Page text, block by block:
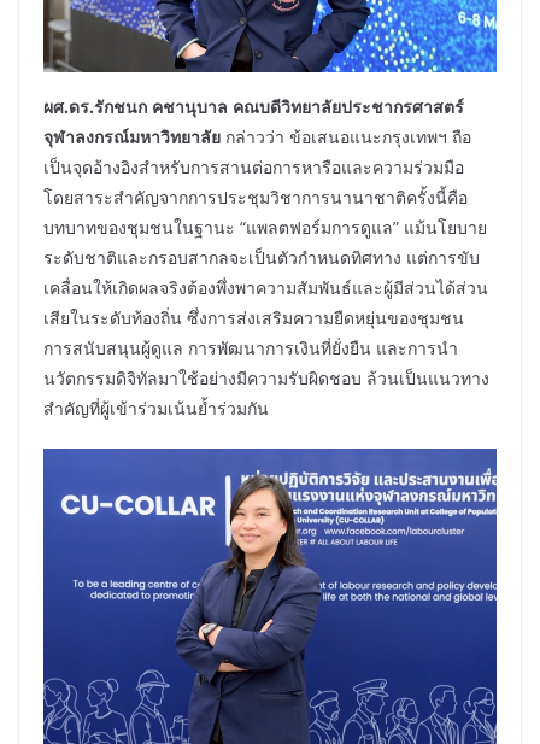
ผศ.ดร.รักชนก คชานุบาล คณบดีวิทยาลัยประชากรศาสตร์
จุฬาลงกรณ์มหาวิทยาลัย กล่าวว่า ข้อเสนอแนะกรุงเทพฯ ถือ
เป็นจุดอ้างอิงสำหรับการสานต่อการหารือและความร่วมมือ
โดยสาระสำคัญจากการประชุมวิชาการนานาชาติครั้งนี้คือ
บทบาทของชุมชนในฐานะ “แพลตฟอร์มการดูแล” แม้นโยบาย
ระดับชาติและกรอบสากลจะเป็นตัวกำหนดทิศทาง แต่การขับ
เคลื่อนให้เกิดผลจริงต้องพึ่งพาความสัมพันธ์และผู้มีส่วนได้ส่วน
เสียในระดับท้องถิ่น ซึ่งการส่งเสริมความยืดหยุ่นของชุมชน
การสนับสนุนผู้ดูแล การพัฒนาการเงินที่ยั่งยืน และการนำ
นวัตกรรมดิจิทัลมาใช้อย่างมีความรับผิดชอบ ล้วนเป็นแนวทาง
สำคัญที่ผู้เข้าร่วมเน้นย้ำร่วมกัน